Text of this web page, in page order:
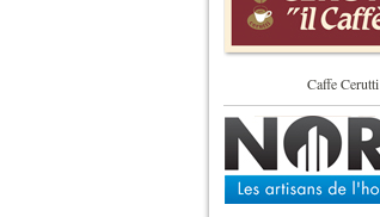
Caffe Cerutti